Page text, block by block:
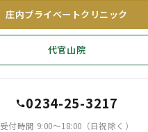
庄内プライベートクリニック
代官山院
0234-25-3217
受付時間 9:00〜18:00（日祝除く）